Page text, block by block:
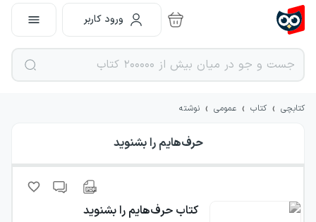
ورود کاربر
کتابچی › کتاب › عمومی › نوشته
حرف‌هایم را بشنوید
کتاب حرف‌هایم را بشنوید